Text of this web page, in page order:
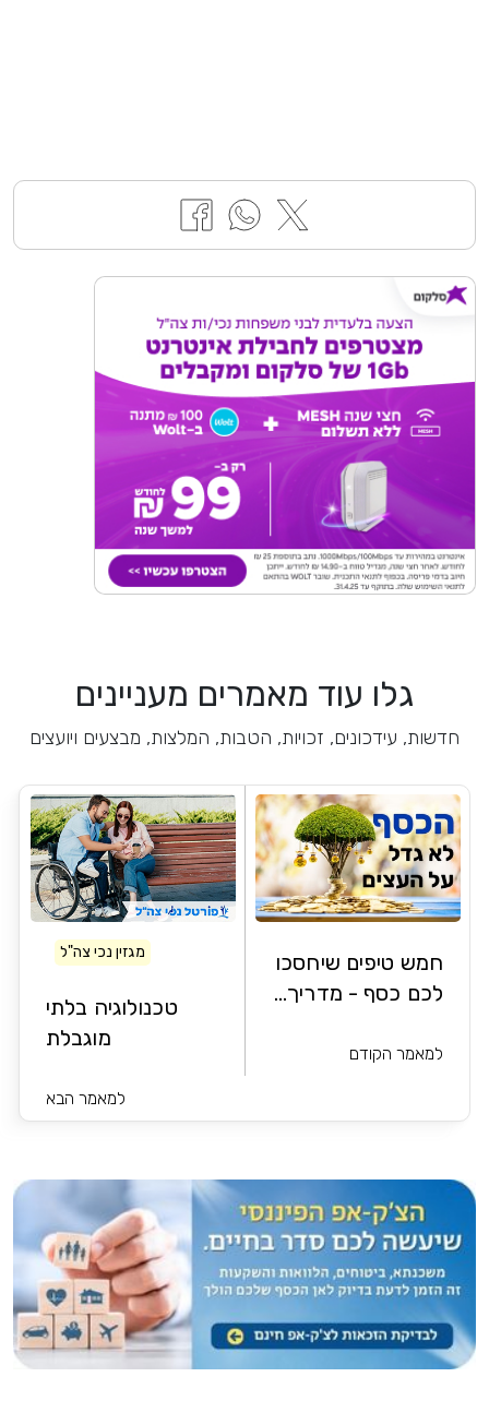
גלו עוד מאמרים מעניינים
חדשות, עידכונים, זכויות, הטבות, המלצות, מבצעים ויועצים
חמש טיפים שיחסכו
לכם כסף - מדריך...
למאמר הקודם
מגזין נכי צה"ל
טכנולוגיה בלתי
מוגבלת
למאמר הבא